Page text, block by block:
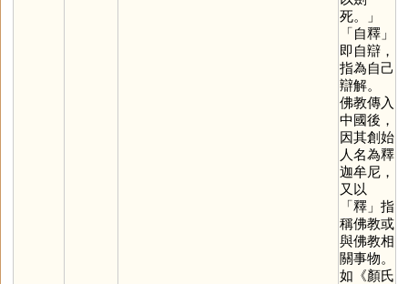
死。」
「自釋」
即自辯，
指為自己
辯解。
佛教傳入
中國後，
因其創始
人名為釋
迦牟尼，
又以
「釋」指
稱佛教或
與佛教相
關事物。
如《顏氏